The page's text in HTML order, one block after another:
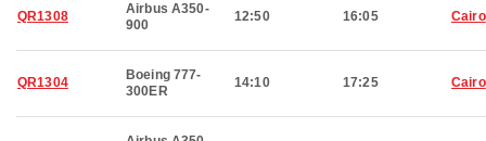
QR1308
Airbus A350-
900
12:50 16:05 Cairo
QR1304
Boeing 777-
300ER
14:10 17:25 Cairo